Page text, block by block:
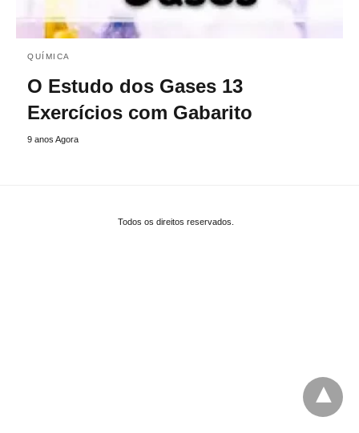
QUÍMICA
O Estudo dos Gases 13
Exercícios com Gabarito
9 anos Agora
Todos os direitos reservados.